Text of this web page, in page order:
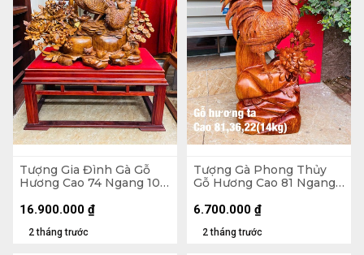
Tượng Gia Đình Gà Gỗ
Hương Cao 74 Ngang 105
125 Ngang 109 Sâu 58
2 tháng trước
16.900.000 ₫
Tượng Gà Phong Thủy
Gỗ Hương Cao 81 Ngang
2 tháng trước
6.700.000 ₫